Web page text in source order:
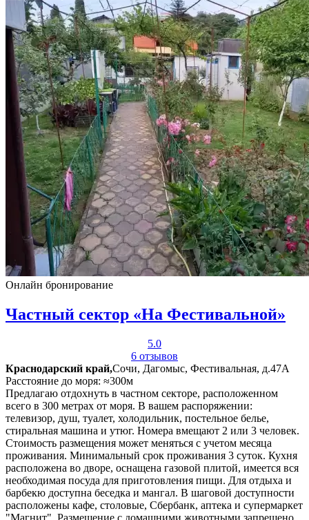
Онлайн бронирование
Частный сектор «На Фестивальной»
5.0
6 отзывов
Краснодарский край,Сочи, Дагомыс, Фестивальная, д.47А
Расстояние до моря: ≈300м
Предлагаю отдохнуть в частном секторе, расположенном
всего в 300 метрах от моря. В вашем распоряжении:
телевизор, душ, туалет, холодильник, постельное белье,
стиральная машина и утюг. Номера вмещают 2 или 3 человек.
Стоимость размещения может меняться с учетом месяца
проживания. Минимальный срок проживания 3 суток. Кухня
расположена во дворе, оснащена газовой плитой, имеется вся
необходимая посуда для приготовления пищи. Для отдыха и
барбекю доступна беседка и мангал. В шаговой доступности
расположены кафе, столовые, Сбербанк, аптека и супермаркет
"Магнит". Размещение с домашними животными запрещено.